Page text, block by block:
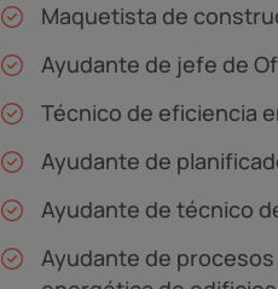
Maquetista de
Ayudante de jefe de
Técnico de eficiencia
Ayudante de
Ayudante de técnico
Ayudante de